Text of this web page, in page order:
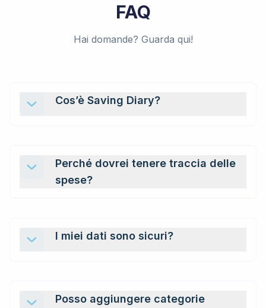
FAQ
Hai domande? Guarda qui!
Cos’è Saving Diary?
Perché dovrei tenere traccia delle
spese?
I miei dati sono sicuri?
Posso aggiungere categorie